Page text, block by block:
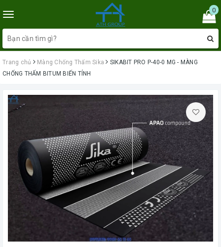
Toggle
navigation
0
Trang chủ Màng Chống Thấm Sika
SIKABIT PRO P-40-0 MG - MÀNG
CHỐNG THẤM BITUM BIẾN TÍNH